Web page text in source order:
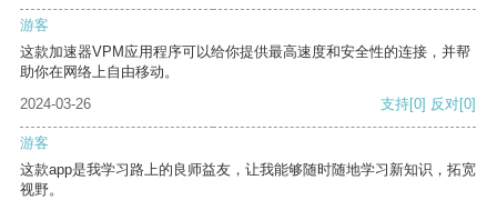
游客
这款加速器VPM应用程序可以给你提供最高速度和安全性的连接，并帮
助你在网络上自由移动。
2024-03-26
支持[0] 反对[0]
游客
这款app是我学习路上的良师益友，让我能够随时随地学习新知识，拓宽
视野。